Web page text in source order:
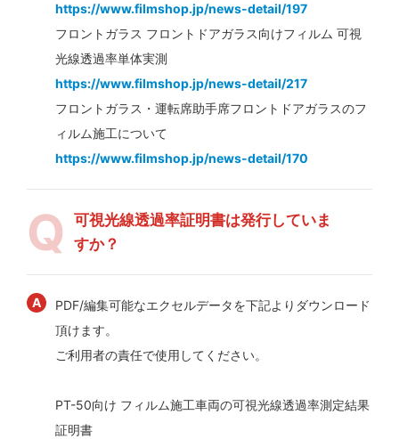
https://www.filmshop.jp/news-detail/197
フロントガラス フロントドアガラス向けフィルム 可視
光線透過率単体実測
https://www.filmshop.jp/news-detail/217
フロントガラス・運転席助手席フロントドアガラスのフ
ィルム施工について
https://www.filmshop.jp/news-detail/170
可視光線透過率証明書は発行していま
すか？
PDF/編集可能なエクセルデータを下記よりダウンロード
頂けます。
ご利用者の責任で使用してください。
PT-50向け フィルム施工車両の可視光線透過率測定結果
証明書